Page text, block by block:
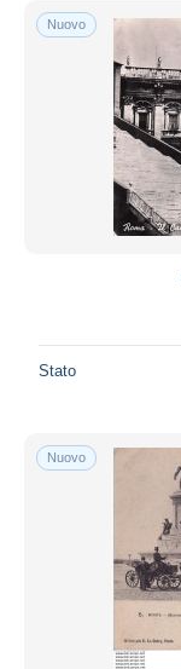
Nuovo
Stato
Nuovo